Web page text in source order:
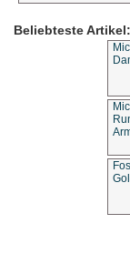
Beliebteste Artikel: